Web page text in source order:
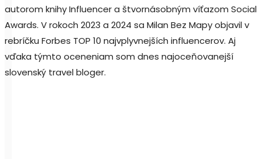
autorom knihy Influencer a štvornásobným víťazom Social
Awards. V rokoch 2023 a 2024 sa Milan Bez Mapy objavil v
rebríčku Forbes TOP 10 najvplyvnejších influencerov. Aj
vďaka týmto oceneniam som dnes najoceňovanejší
slovenský travel bloger.